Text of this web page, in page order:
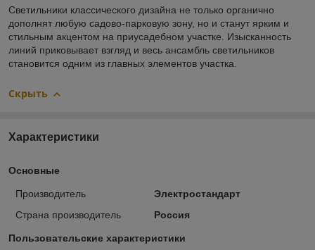
Светильники классического дизайна не только органично
дополнят любую садово-парковую зону, но и станут ярким и
стильным акцентом на приусадебном участке. Изысканность
линий приковывает взгляд и весь ансамбль светильников
становится одним из главных элементов участка.
Скрыть
Характеристики
Основные
Производитель
Электростандарт
Страна производитель
Россия
Пользовательские характеристики